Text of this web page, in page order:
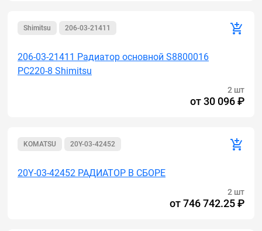
Shimitsu 206-03-21411
206-03-21411 Радиатор основной S8800016
PC220-8 Shimitsu
2 шт
от30 096 ₽
KOMATSU 20Y-03-42452
20Y-03-42452 РАДИАТОР В СБОРЕ
2 шт
от746 742.25 ₽